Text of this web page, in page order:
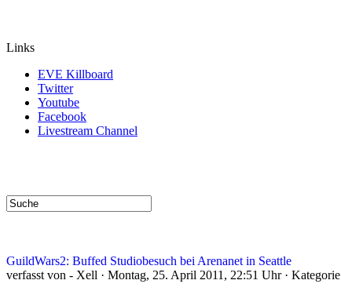
Links
EVE Killboard
Twitter
Youtube
Facebook
Livestream Channel
GuildWars2: Buffed Studiobesuch bei Arenanet in Seattle
verfasst von - Xell · Montag, 25. April 2011, 22:51 Uhr · Kategorie